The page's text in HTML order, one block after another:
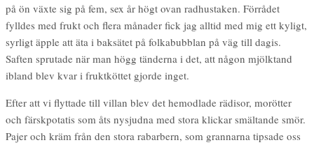
på ön växte sig på fem, sex år högt ovan radhustaken. Förrådet
fylldes med frukt och flera månader fick jag alltid med mig ett kyligt,
syrligt äpple att äta i baksätet på folkabubblan på väg till dagis.
Saften sprutade när man högg tänderna i det, att någon mjölktand
ibland blev kvar i fruktköttet gjorde inget.
Efter att vi flyttade till villan blev det hemodlade rädisor, morötter
och färskpotatis som åts nysjudna med stora klickar smältande smör.
Pajer och kräm från den stora rabarbern, som grannarna tipsade oss